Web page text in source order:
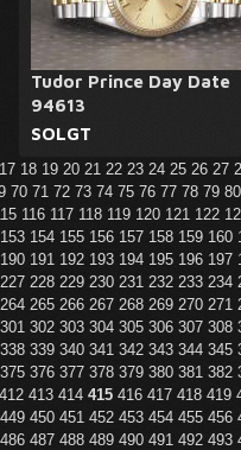
Tudor Prince Day Date
94613
SOLGT
17 18 19 20 21 22 23 24 25 26 27
70 71 72 73 74 75 76 77 78 79
116 117 118 119 120 121 122
153 154 155 156 157 158 159 160
190 191 192 193 194 195 196 197
227 228 229 230 231 232 233 234
264 265 266 267 268 269 270 271
301 302 303 304 305 306 307 308
338 339 340 341 342 343 344 345
375 376 377 378 379 380 381 382
412 413 414 415 416 417 418 419
449 450 451 452 453 454 455 456
486 487 488 489 490 491 492 493